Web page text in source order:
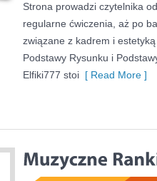
Strona prowadzi czytelnika
regularne ćwiczenia, aż po
związane z kadrem i
Podstawy Rysunku i
Elfiki777 stoi [ Read More ]